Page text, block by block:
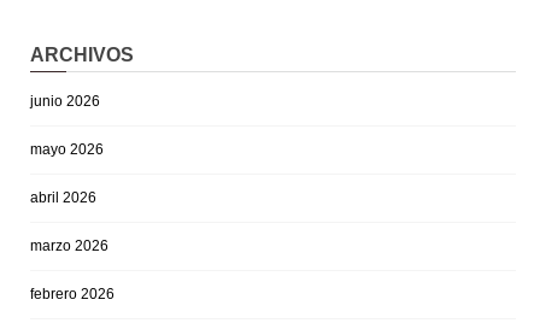
ARCHIVOS
junio 2026
mayo 2026
abril 2026
marzo 2026
febrero 2026